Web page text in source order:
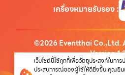
เครื่องหมายรับรอง:
©2026 Eventthai Co.,Ltd.
Version
นโยบายความเป็น
เว็บไซต์นี้ใช้คุกกี้เพื่อวัตถุประสงค์ในการ
ประสบการณ์ของผู้ใช้ให้ดียิ่งขึ้น คุณยิ